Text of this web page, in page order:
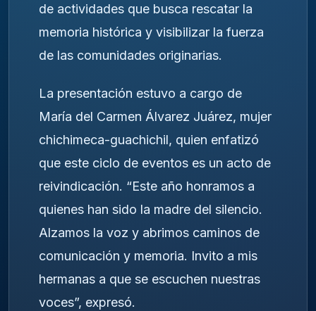
de actividades que busca rescatar la
memoria histórica y visibilizar la fuerza
de las comunidades originarias.
La presentación estuvo a cargo de
María del Carmen Álvarez Juárez, mujer
chichimeca-guachichil, quien enfatizó
que este ciclo de eventos es un acto de
reivindicación. “Este año honramos a
quienes han sido la madre del silencio.
Alzamos la voz y abrimos caminos de
comunicación y memoria. Invito a mis
hermanas a que se escuchen nuestras
voces”, expresó.